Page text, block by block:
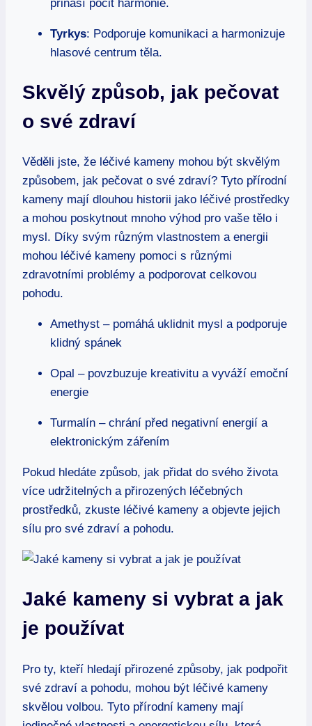
přináší pocit harmonie.
Tyrkys: Podporuje komunikaci a harmonizuje
hlasové centrum těla.
Skvělý způsob, jak pečovat
o své zdraví
Věděli jste, že léčivé kameny mohou být skvělým
způsobem, jak pečovat o své zdraví? Tyto přírodní
kameny mají dlouhou historii jako léčivé prostředky
a mohou poskytnout mnoho výhod pro vaše tělo i
mysl. Díky svým různým vlastnostem a energii
mohou léčivé kameny pomoci s různými
zdravotními problémy a podporovat celkovou
pohodu.
Amethyst – pomáhá uklidnit mysl a podporuje
klidný spánek
Opal – povzbuzuje kreativitu a vyváží emoční
energie
Turmalín – chrání před negativní energií a
elektronickým zářením
Pokud hledáte způsob, jak přidat do svého života
více udržitelných a přirozených léčebných
prostředků, zkuste léčivé kameny a objevte jejich
sílu pro své zdraví a pohodu.
Jaké kameny si vybrat a jak
je používat
Pro ty, kteří hledají přirozené způsoby, jak podpořit
své zdraví a pohodu, mohou být léčivé kameny
skvělou volbou. Tyto přírodní kameny mají